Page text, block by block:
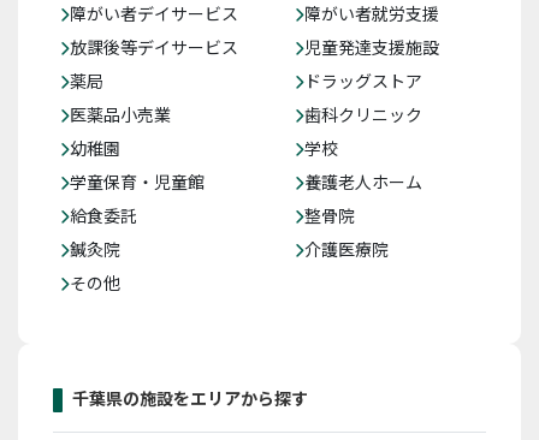
障がい者デイサービス
障がい者就労支援
放課後等デイサービス
児童発達支援施設
薬局
ドラッグストア
医薬品小売業
歯科クリニック
幼稚園
学校
学童保育・児童館
養護老人ホーム
給食委託
整骨院
鍼灸院
介護医療院
その他
千葉県の施設をエリアから探す